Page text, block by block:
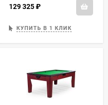
129 325
КУПИТЬ В 1 КЛИК